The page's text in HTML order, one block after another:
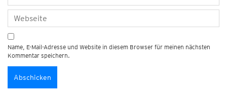
Name, E-Mail-Adresse und Website in diesem Browser für meinen nächsten
Kommentar speichern.